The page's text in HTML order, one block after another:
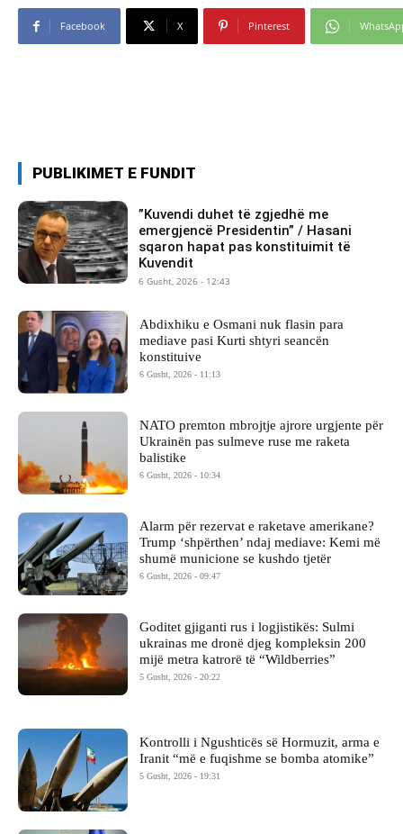
Facebook X Pinterest
PUBLIKIMET E FUNDIT
​”Kuvendi duhet të zgjedhë me
emergjencë Presidentin” / Hasani
sqaron hapat pas konstituimit të
Kuvendit
6 Gusht, 2026 - 12:43
Abdixhiku e Osmani nuk flasin para
mediave pasi Kurti shtyri seancën
konstituive
6 Gusht, 2026 - 11:13
NATO premton mbrojtje ajrore urgjente për
Ukrainën pas sulmeve ruse me raketa
balistike
6 Gusht, 2026 - 10:34
Alarm për rezervat e raketave amerikane?
Trump ‘shpërthen’ ndaj mediave: Kemi më
shumë municione se kushdo tjetër
6 Gusht, 2026 - 09:47
Goditet gjiganti rus i logjistikës: Sulmi
ukrainas me dronë djeg kompleksin 200
mijë metra katrorë të “Wildberries”
5 Gusht, 2026 - 20:22
Kontrolli i Ngushticës së Hormuzit, arma e
Iranit “më e fuqishme se bomba atomike”
5 Gusht, 2026 - 19:31